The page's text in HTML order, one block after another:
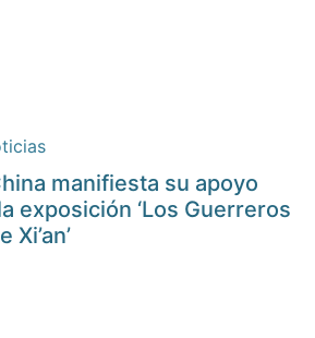
manifiesta su apoyo
exposición ‘Los Guerreros